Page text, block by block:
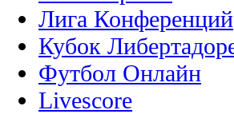
Лига Конференций
Кубок
Футбол Онлайн
Livescore